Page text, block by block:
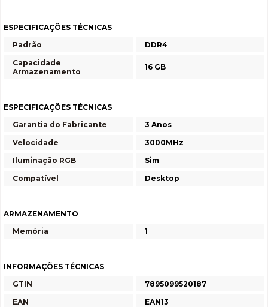
ESPECIFICAÇÕES TÉCNICAS
Padrão
DDR4
Capacidade
Armazenamento
16 GB
ESPECIFICAÇÕES TÉCNICAS
Garantia do Fabricante
3 Anos
Velocidade
3000MHz
Iluminação RGB
Sim
Compatível
Desktop
ARMAZENAMENTO
Memória
1
INFORMAÇÕES TÉCNICAS
GTIN
7895099520187
EAN
EAN13